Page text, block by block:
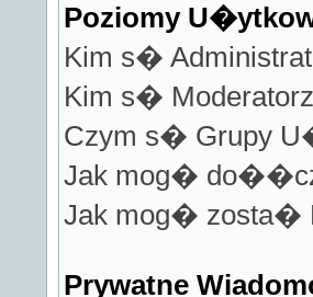
Poziomy
Kim s�
Kim s�
Czym s� Grupy
Jak mog�
Jak mog� zosta�
Prywatne